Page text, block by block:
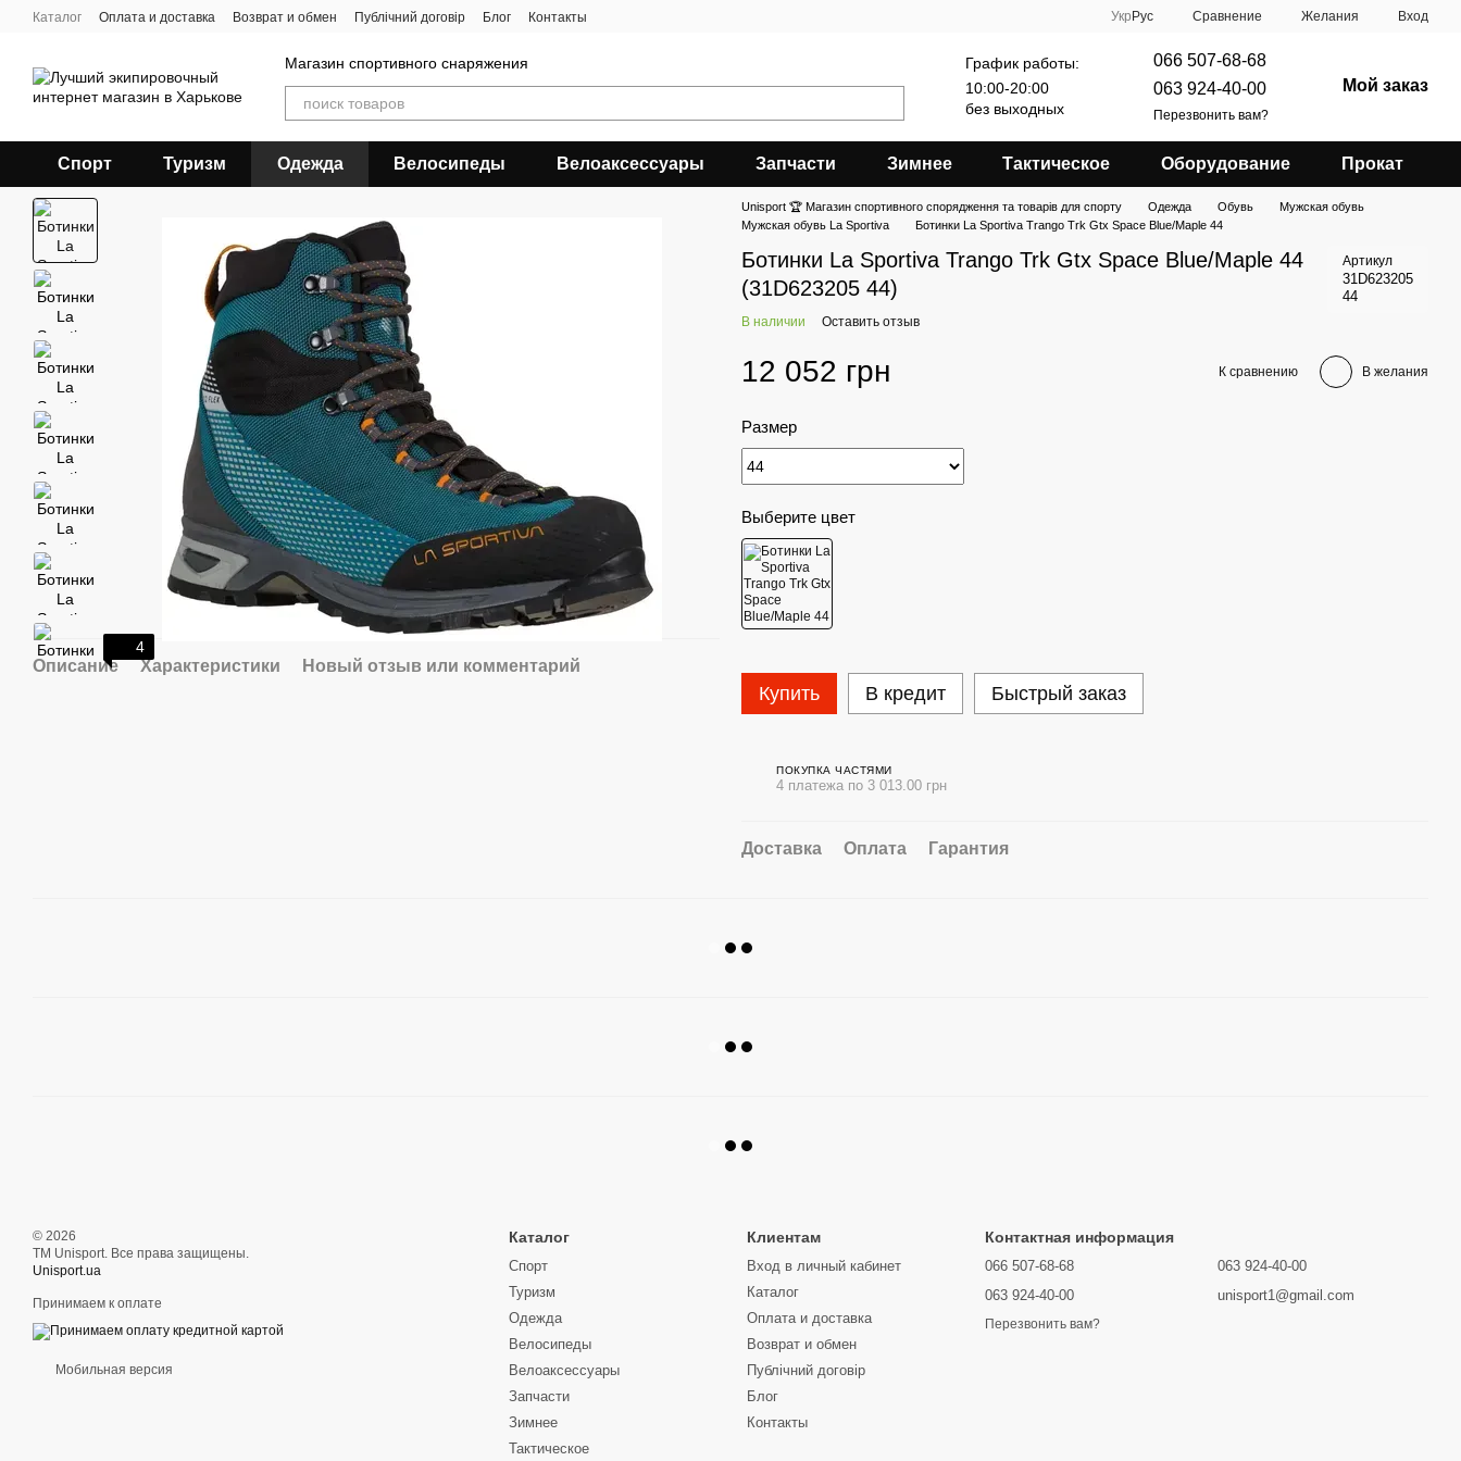
Перейти к основному контенту
Каталог Оплата и доставка Возврат и обмен Публічний договір Блог Контакты Укр Рус Сравнение Желания Вход
Магазин спортивного снаряжения
График работы:
10:00-20:00
без выходных
066 507-68-68
063 924-40-00
Перезвонить вам?
Мой заказ
Спорт Туризм Одежда Велосипеды Велоаксессуары Запчасти Зимнее Тактическое Оборудование Прокат
4
Описание Характеристики Новый отзыв или комментарий
Unisport 🏆 Магазин спортивного спорядження та товарів для спорту Одежда Обувь
Мужская обувь
Мужская обувь La Sportiva
Ботинки La Sportiva Trango Trk Gtx Space Blue/Maple 44
Ботинки La Sportiva Trango Trk Gtx Space Blue/Maple 44
(31D623205 44)
Артикул
31D623205
44
В наличии Оставить отзыв
12 052 грн К сравнению В желания
Размер
Выберите цвет
Купить В кредит Быстрый заказ
ПОКУПКА ЧАСТЯМИ
4 платежа по 3 013.00 грн
Доставка Оплата Гарантия
© 2026
ТМ Unisport. Все права защищены.
Unisport.ua
Принимаем к оплате
Мобильная версия
Каталог
Спорт
Туризм
Одежда
Велосипеды
Велоаксессуары
Запчасти
Зимнее
Тактическое
Клиентам
Вход в личный кабинет
Каталог
Оплата и доставка
Возврат и обмен
Публічний договір
Блог
Контакты
Контактная информация
066 507-68-68
063 924-40-00
Перезвонить вам?
063 924-40-00
unisport1@gmail.com